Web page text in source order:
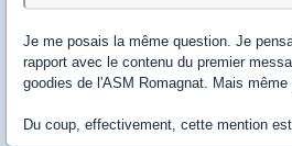
Je me posais la même question. Je
rapport avec le contenu du premier
goodies de l'ASM Romagnat. Mais même
Du coup, effectivement, cette mention